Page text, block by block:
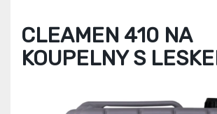
CLEAMEN 410 NA
KOUPELNY S